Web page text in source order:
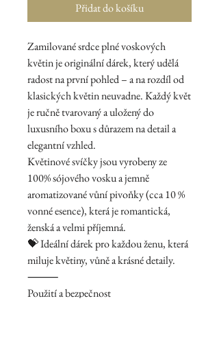
Přidat do košíku
Zamilované srdce plné voskových
květin je originální dárek, který udělá
radost na první pohled – a na rozdíl od
klasických květin neuvadne. Každý květ
je ručně tvarovaný a uložený do
luxusního boxu s důrazem na detail a
elegantní vzhled.
Květinové svíčky jsou vyrobeny ze
100% sójového vosku a jemně
aromatizované vůní pivoňky (cca 10 %
vonné esence), která je romantická,
ženská a velmi příjemná.
💝 Ideální dárek pro každou ženu, která
miluje květiny, vůně a krásné detaily.
⸻
Použití a bezpečnost